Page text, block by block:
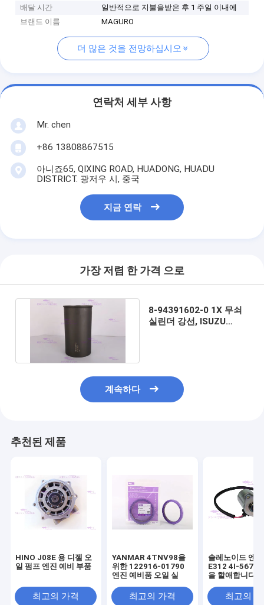
배달 시간
일반적으로 지불을받은 후 1 주일 이내에
브랜드 이름
MAGURO
더 많은 것을 전망하십시오
연락처 세부 사항
Mr. chen
+86 13808867515
아니죠65, QIXING ROAD, HUADONG, HUADU
DISTRICT. 광저우 시, 중국
지금 연락
가장 저렴 한 가격 으로
8-94391602-0 1X 무쇠
실린더 강선, ISUZU
계속하다
추천된 제품
HINO J08E 용 디젤 오
일 펌프 엔진 예비 부품
최고의 가격
YANMAR 4TNV98을
위한 122916-01790
엔진 예비품 오일 실
최고의 가격
솔레노이드 엔
E312 4I-5674
을 할애합니다
최고의